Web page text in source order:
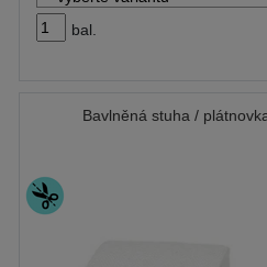
bal.
Bavlněná stuha /